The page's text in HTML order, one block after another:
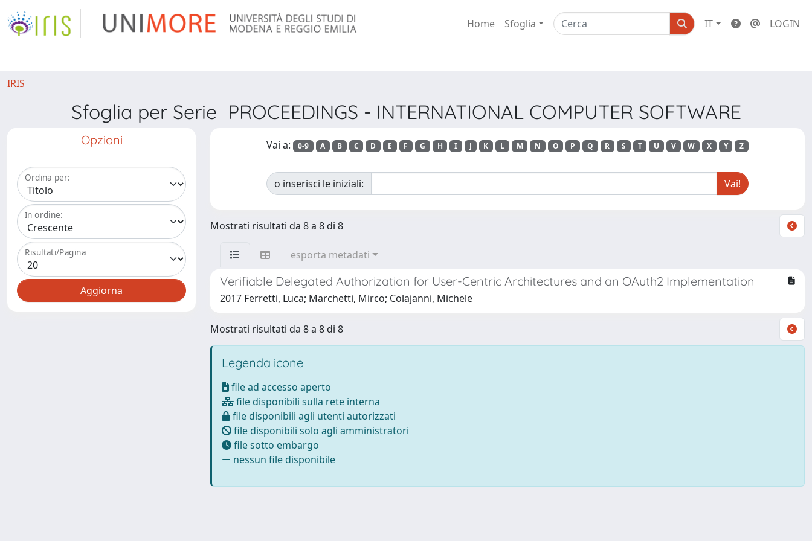
Home Sfoglia IT LOGIN
IRIS
Sfoglia per Serie PROCEEDINGS - INTERNATIONAL COMPUTER SOFTWARE
Opzioni
Ordina per:
In ordine:
Risultati/Pagina
Vai a: 0-9 A B C D E F G H I J K L M N O P Q R S T U V W X Y Z
o inserisci le iniziali:
Mostrati risultati da 8 a 8 di 8
esporta metadati
Verifiable Delegated Authorization for User-Centric Architectures and an OAuth2 Implementation
2017 Ferretti, Luca; Marchetti, Mirco; Colajanni, Michele
Mostrati risultati da 8 a 8 di 8
Legenda icone
file ad accesso aperto
file disponibili sulla rete interna
file disponibili agli utenti autorizzati
file disponibili solo agli amministratori
file sotto embargo
nessun file disponibile